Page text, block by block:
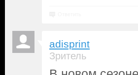
adisprint
Зритель